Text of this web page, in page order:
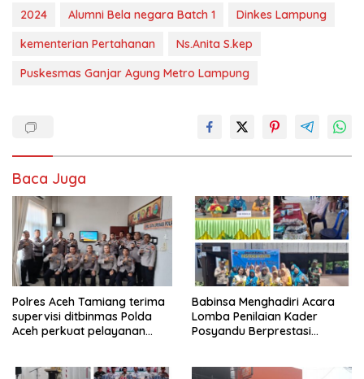
2024 Alumni Bela negara Batch 1
Dinkes Lampung
kementerian Pertahanan
Ns.Anita S.kep
Puskesmas Ganjar Agung Metro Lampung
Baca Juga
Polres Aceh Tamiang terima
supervisi ditbinmas Polda
Aceh perkuat pelayanan
Babinsa Menghadiri Acara
Lomba Penilaian Kader
Posyandu Berprestasi